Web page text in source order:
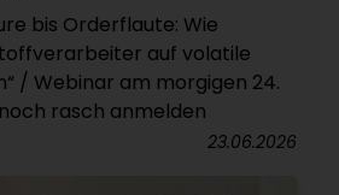
bis Orderflaute: Wie
auf volatile
/ Webinar am morgigen 24.
rasch anmelden
23.06.2026